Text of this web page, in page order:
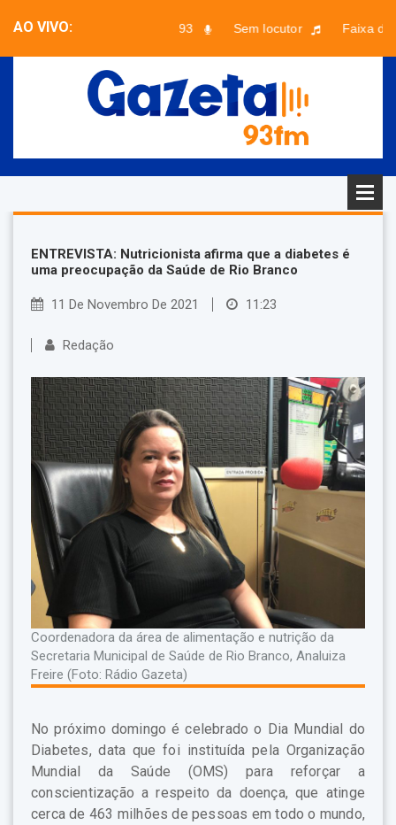
AO VIVO: Musical 93 Sem locutor Faixa
ENTREVISTA: Nutricionista afirma que a diabetes é
uma preocupação da Saúde de Rio Branco
11 De Novembro De 2021 11:23
Redação
Coordenadora da área de alimentação e nutrição da
Secretaria Municipal de Saúde de Rio Branco, Analuiza
Freire (Foto: Rádio Gazeta)
No próximo domingo é celebrado o Dia Mundial do
Diabetes, data que foi instituída pela Organização
Mundial da Saúde (OMS) para reforçar a
conscientização a respeito da doença, que atinge
cerca de 463 milhões de pessoas em todo o mundo,